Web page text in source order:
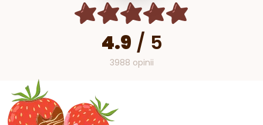
4.9 / 5
3988 opinii